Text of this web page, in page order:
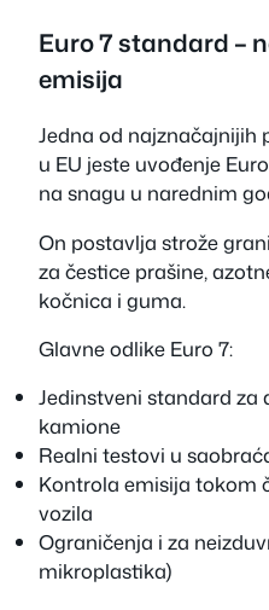
Euro 7 standard –
emisija
Jedna od najznačajnijih
u EU jeste uvođenje
na snagu u narednim
On postavlja strože
za čestice prašine,
kočnica i guma.
Glavne odlike Euro 7:
Jedinstveni standard za
kamione
Realni testovi u
Kontrola emisija tokom
vozila
Ograničenja i za
mikroplastika)